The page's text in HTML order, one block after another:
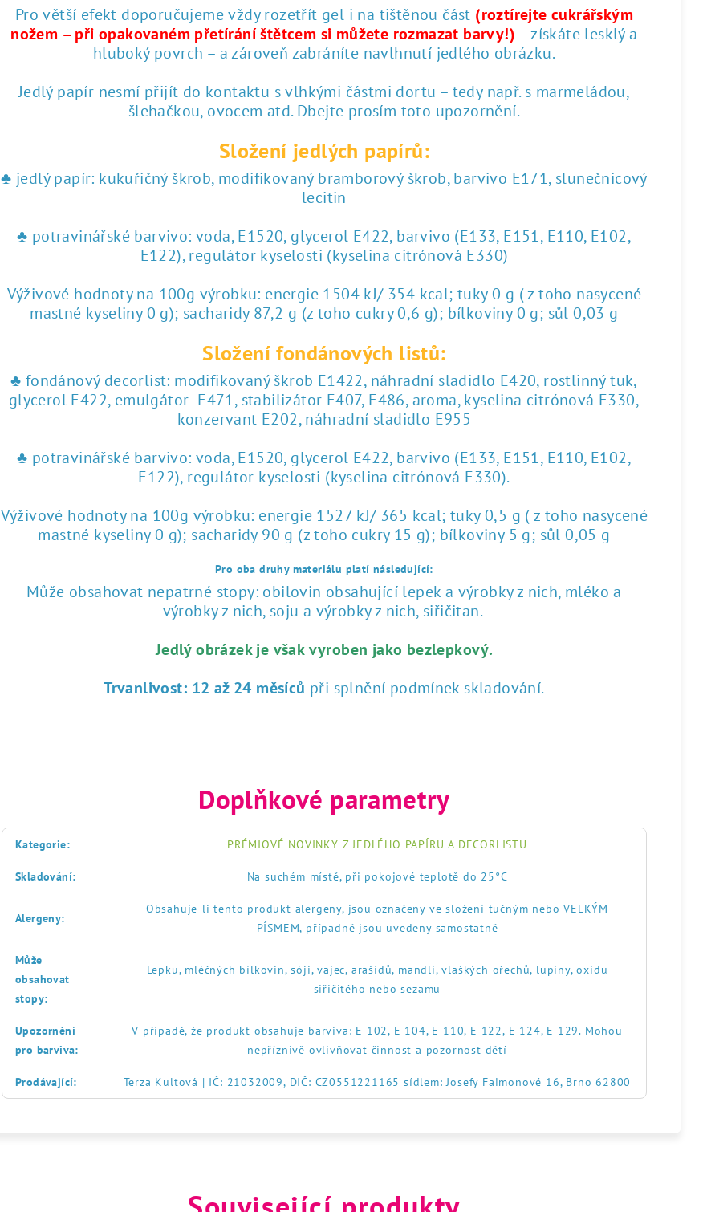
Pro větší efekt doporučujeme vždy rozetřít gel i na tištěnou část (roztírejte cukrářským
nožem – při opakovaném přetírání štětcem si můžete rozmazat barvy!) – získáte lesklý a
hluboký povrch – a zároveň zabráníte navlhnutí jedlého obrázku.
Jedlý papír nesmí přijít do kontaktu s vlhkými částmi dortu – tedy např. s marmeládou,
šlehačkou, ovocem atd. Dbejte prosím toto upozornění.
Složení jedlých papírů:
♣ jedlý papír: kukuřičný škrob, modifikovaný bramborový škrob, barvivo E171, slunečnicový
lecitin
♣ potravinářské barvivo: voda, E1520, glycerol E422, barvivo (E133, E151, E110, E102,
E122), regulátor kyselosti (kyselina citrónová E330)
Výživové hodnoty na 100g výrobku: energie 1504 kJ/ 354 kcal; tuky 0 g ( z toho nasycené
mastné kyseliny 0 g); sacharidy 87,2 g (z toho cukry 0,6 g); bílkoviny 0 g; sůl 0,03 g
Složení fondánových listů:
♣ fondánový decorlist: modifikovaný škrob E1422, náhradní sladidlo E420, rostlinný tuk,
glycerol E422, emulgátor E471, stabilizátor E407, E486, aroma, kyselina citrónová E330,
konzervant E202, náhradní sladidlo E955
♣ potravinářské barvivo: voda, E1520, glycerol E422, barvivo (E133, E151, E110, E102,
E122), regulátor kyselosti (kyselina citrónová E330).
Výživové hodnoty na 100g výrobku: energie 1527 kJ/ 365 kcal; tuky 0,5 g ( z toho nasycené
mastné kyseliny 0 g); sacharidy 90 g (z toho cukry 15 g); bílkoviny 5 g; sůl 0,05 g
Pro oba druhy materiálu platí následující:
Může obsahovat nepatrné stopy: obilovin obsahující lepek a výrobky z nich, mléko a
výrobky z nich, soju a výrobky z nich, siřičitan.
Jedlý obrázek je však vyroben jako bezlepkový.
Trvanlivost: 12 až 24 měsíců při splnění podmínek skladování.
Doplňkové parametry
Kategorie: PRÉMIOVÉ NOVINKY Z JEDLÉHO PAPÍRU A DECORLISTU
Skladování: Na suchém místě, při pokojové teplotě do 25°C
Alergeny:
Obsahuje-li tento produkt alergeny, jsou označeny ve složení tučným nebo VELKÝM
PÍSMEM, případně jsou uvedeny samostatně
Může
obsahovat
stopy:
Lepku, mléčných bílkovin, sóji, vajec, arašídů, mandlí, vlaškých ořechů, lupiny, oxidu
siřičitého nebo sezamu
Upozornění
pro barviva:
V případě, že produkt obsahuje barviva: E 102, E 104, E 110, E 122, E 124, E 129. Mohou
nepříznivě ovlivňovat činnost a pozornost dětí
Prodávající: Terza Kultová | IČ: 21032009, DIČ: CZ0551221165 sídlem: Josefy Faimonové 16, Brno 62800